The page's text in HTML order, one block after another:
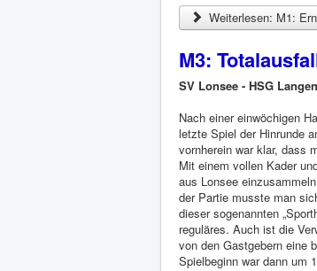
Weiterlesen: M1:
M3:
SV Lonsee - HSG
Nach einer einwöchigen
letzte Spiel der Hinrunde
vornherein war klar, dass
Mit einem vollen Kader
aus Lonsee
der Partie musste man
dieser sogenannten
reguläres. Auch ist die
von den Gastgebern eine
Spielbeginn war dann um